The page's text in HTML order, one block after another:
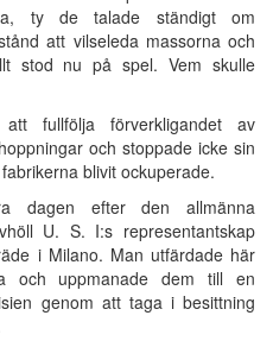
ty de talade ständigt om
att vilseleda massorna och
stod nu på spel. Vem skulle
fullfölja förverkligandet av
och stoppade icke sin
blivit ockuperade.
dagen efter den allmänna
U. S. I:s representantskap
i Milano. Man utfärdade här
och uppmanade dem till en
genom att taga i besittning